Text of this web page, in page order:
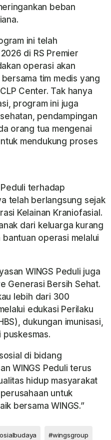
beban
ini telah
di RS Premier
operasi akan
tim medis yang
Center. Tak hanya
program ini juga
pendampingan
orang tua mengenai
mendukung proses
Peduli terhadap
telah berlangsung sejak
Kelainan Kraniofasial.
dari keluarga kurang
operasi melalui
WINGS Peduli juga
Generasi Bersih Sehat.
lebih dari 300
edukasi Perilaku
dukungan imunisasi,
di bidang
WINGS Peduli terus
hidup masyarakat
untuk
bersama WINGS.”
#wingsgroup